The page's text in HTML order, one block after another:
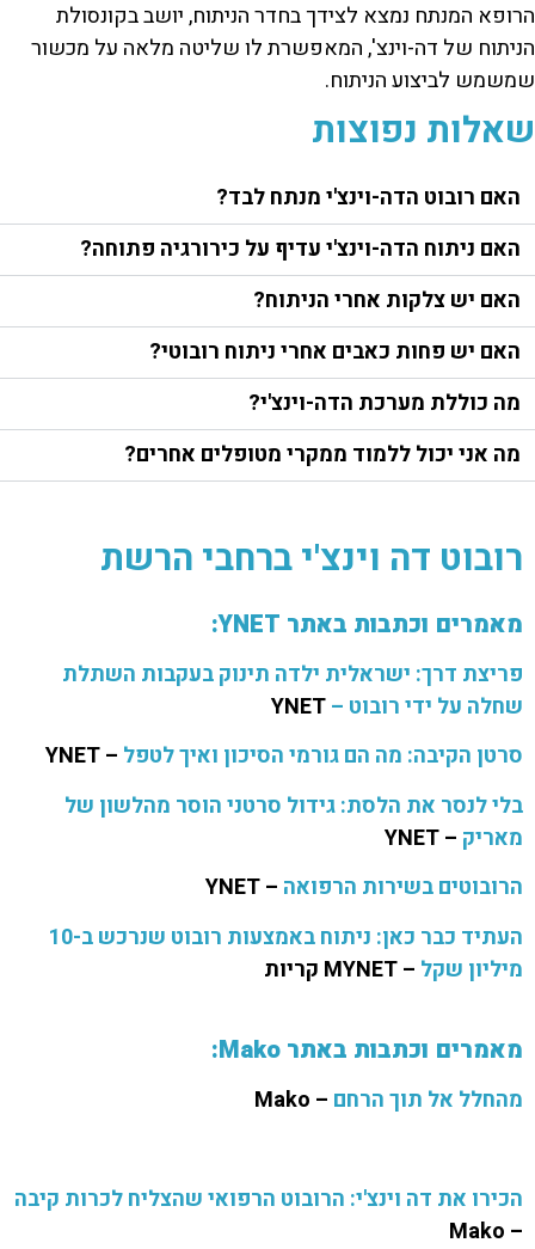
הרופא המנתח נמצא לצידך בחדר הניתוח, יושב בקונסולת
הניתוח של דה-וינצ', המאפשרת לו שליטה מלאה על מכשור
שמשמש לביצוע הניתוח.
שאלות נפוצות
האם רובוט הדה-וינצ'י מנתח לבד?
האם ניתוח הדה-וינצ'י עדיף על כירורגיה פתוחה?
האם יש צלקות אחרי הניתוח?
האם יש פחות כאבים אחרי ניתוח רובוטי?
מה כוללת מערכת הדה-וינצ'י?
מה אני יכול ללמוד ממקרי מטופלים אחרים?
רובוט דה וינצ'י ברחבי הרשת
מאמרים וכתבות באתר YNET:
פריצת דרך: ישראלית ילדה תינוק בעקבות השתלת
שחלה על ידי רובוט​ –
סרטן הקיבה: מה הם גורמי הסיכון ואיך לטפל – YNET
בלי לנסר את הלסת: גידול סרטני הוסר מהלשון של
מאריק – YNET
הרובוטים בשירות הרפואה – YNET
העתיד כבר כאן: ניתוח באמצעות רובוט שנרכש ב-10
מיליון שקל – MYNET קריות
מאמרים וכתבות באתר Mako:
מהחלל אל תוך הרחם – Mako
הכירו את דה וינצ'י: הרובוט הרפואי שהצליח לכרות קיבה
– Mako